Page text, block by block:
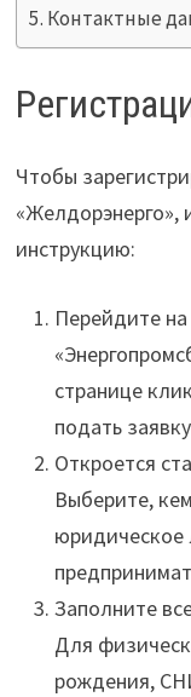
Контактные
Чтобы
«Желдорэнерго»,
инструкцию:
Перейдите
странице
подать
Откроется
Выберите,
юридическое
Заполните
Для
рождения,